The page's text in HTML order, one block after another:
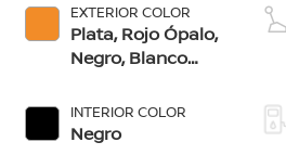
EXTERIOR COLOR
Plata, Rojo Ópalo,
Negro, Blanco
Bengala, Azul
Ártico, Gris Oxford
INTERIOR COLOR
Negro